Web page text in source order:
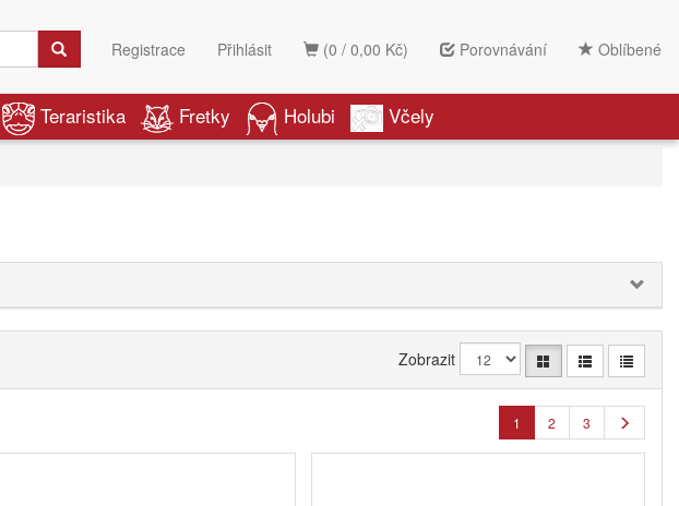
(0 / 0,00 Kč) Porovnávání Oblíbené
Registrace Přihlásit
Teraristika Fretky Holubi Včely
Zobrazit
1 2 3